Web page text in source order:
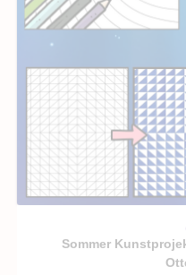
IN DEN
Sommer